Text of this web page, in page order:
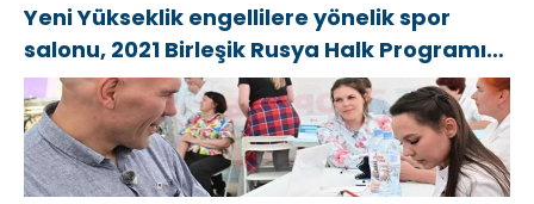
Yeni Yükseklik engellilere yönelik spor
salonu, 2021 Birleşik Rusya Halk Programı
kapsamında Saratov’da açıldı